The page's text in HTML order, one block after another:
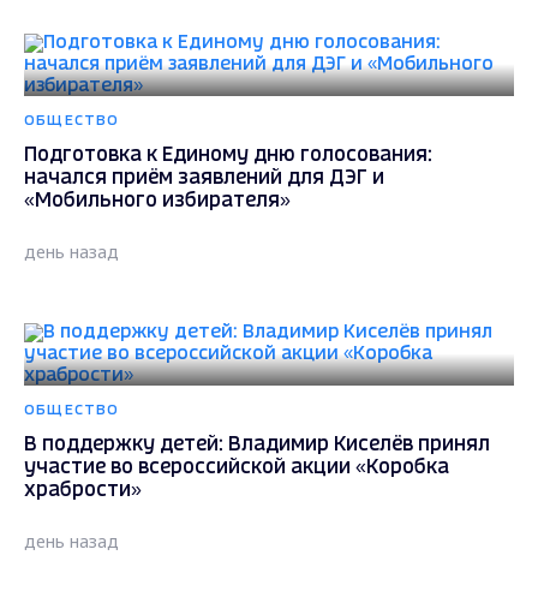
ОБЩЕСТВО
Подготовка к Единому дню голосования:
начался приём заявлений для ДЭГ и
«Мобильного избирателя»
день назад
ОБЩЕСТВО
В поддержку детей: Владимир Киселёв принял
участие во всероссийской акции «Коробка
храбрости»
день назад